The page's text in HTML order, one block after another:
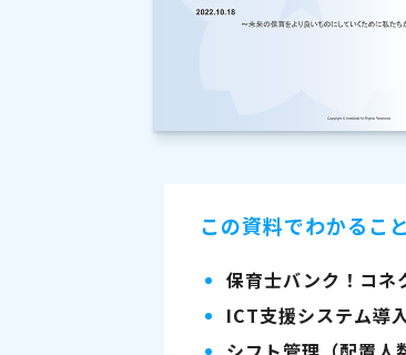
この資料でわかること
保育士バンク！コネ
ICT支援システム導